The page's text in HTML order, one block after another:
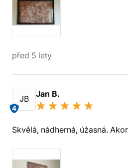
před 5 lety
JB
4
Jan B.
Skvělá, nádherná, úžasná.